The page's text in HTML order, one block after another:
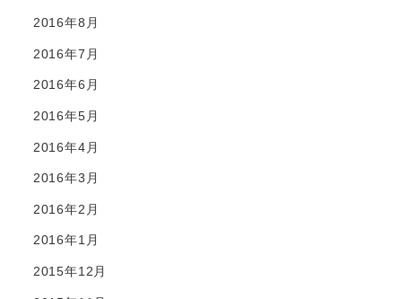
2016年8月
2016年7月
2016年6月
2016年5月
2016年4月
2016年3月
2016年2月
2016年1月
2015年12月